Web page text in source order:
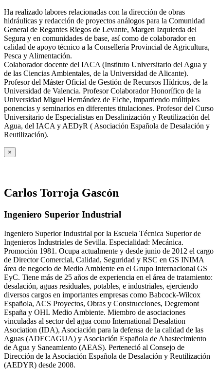
Ha realizado labores relacionadas con la dirección de obras
hidráulicas y redacción de proyectos análogos para la Comunidad
General de Regantes Riegos de Levante, Margen Izquierda del
Segura y en comunidades de base, así como de colaborador en
calidad de apoyo técnico a la Consellería Provincial de Agricultura,
Pesca y Alimentación.
Colaborador docente del IACA (Instituto Universitario del Agua y
de las Ciencias Ambientales, de la Universidad de Alicante).
Profesor del Máster Oficial de Gestión de Recursos Hídricos, de la
Universidad de Valencia. Profesor Colaborador Honorífico de la
Universidad Miguel Hernández de Elche, impartiendo múltiples
ponencias y seminarios en diferentes titulaciones. Profesor del Curso
Universitario de Especialistas en Desalinización y Reutilización del
Agua, del IACA y AEDyR ( Asociación Española de Desalación y
Reutilización).
×
Carlos Torroja Gascón
Ingeniero Superior Industrial
Ingeniero Superior Industrial por la Escuela Técnica Superior de
Ingenieros Industriales de Sevilla. Especialidad: Mecánica.
Promoción 1981. Ocupa actualmente y desde junio de 2012 el cargo
de Director Comercial, Calidad, Seguridad y RSC en GS INIMA
área de negocio de Medio Ambiente en el Grupo Internacional GS
EyC. Tiene más de 25 años de experiencia en el área de tratamiento:
desalación, aguas residuales, potables, e industriales, ejerciendo
diversos cargos en importantes empresas como Babcock-Wilcox
Española, ACS Proyectos, Obras y Construcciones, Degremont
España y OHL Medio Ambiente. Miembro de asociaciones
vinculadas al sector del agua como International Desalation
Asociation (IDA), Asociación para la defensa de la calidad de las
Aguas (ADECAGUA) y Asociación Española de Abastecimiento
de Agua y Saneamiento (AEAS). Perteneció al Consejo de
Dirección de la Asociación Española de Desalación y Reutilización
(AEDYR) desde 2008.